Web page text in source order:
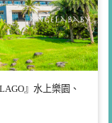
』水上樂園、